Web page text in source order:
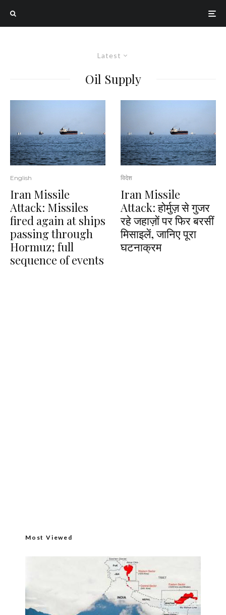
Latest
Oil Supply
English
Iran Missile
Attack: Missiles
fired again at ships
passing through
Hormuz; full
sequence of events
विदेश
Iran Missile
Attack: होर्मुज़ से गुजर
रहे जहाज़ों पर फिर बरसीं
मिसाइलें, जानिए पूरा
घटनाक्रम
Most Viewed